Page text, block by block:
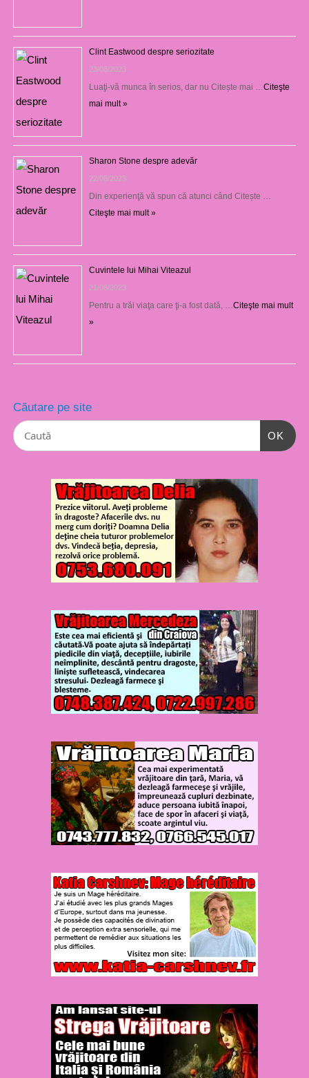
Clint Eastwood despre seriozitate
23/08/2023
Luaţi-vă munca în serios, dar nu Citește mai … Citeşte
mai mult »
Sharon Stone despre adevăr
22/08/2023
Din experienţă vă spun că atunci când Citește …
Citeşte mai mult »
Cuvintele lui Mihai Viteazul
21/08/2023
Pentru a trăi viaţa care ţi-a fost dată, … Citeşte mai mult
»
Căutare pe site
OK